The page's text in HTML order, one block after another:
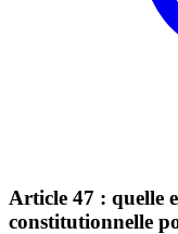
Article 47 : quelle
constitutionnelle